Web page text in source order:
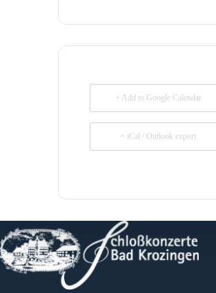
+ Add to Google Calendar
+ iCal / Outlook export